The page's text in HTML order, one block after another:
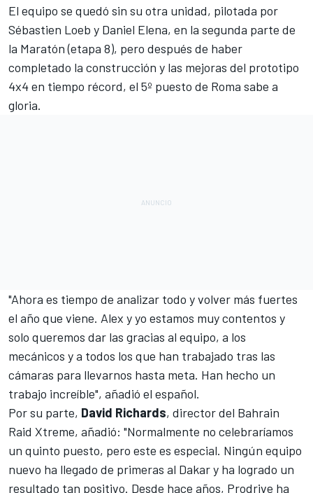
El equipo se quedó sin su otra unidad, pilotada por
Sébastien Loeb y Daniel Elena, en la segunda parte de
la Maratón (etapa 8), pero después de haber
completado la construcción y las mejoras del prototipo
4x4 en tiempo récord, el 5º puesto de Roma sabe a
gloria.
"Ahora es tiempo de analizar todo y volver más fuertes
el año que viene. Alex y yo estamos muy contentos y
solo queremos dar las gracias al equipo, a los
mecánicos y a todos los que han trabajado tras las
cámaras para llevarnos hasta meta. Han hecho un
trabajo increíble", añadió el español.
Por su parte, David Richards, director del Bahrain
Raid Xtreme, añadió: "Normalmente no celebraríamos
un quinto puesto, pero este es especial. Ningún equipo
nuevo ha llegado de primeras al Dakar y ha logrado un
resultado tan positivo. Desde hace años, Prodrive ha